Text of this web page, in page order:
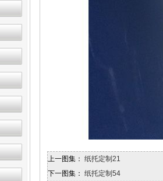
上一图集： 纸托定制21
下一图集： 纸托定制54